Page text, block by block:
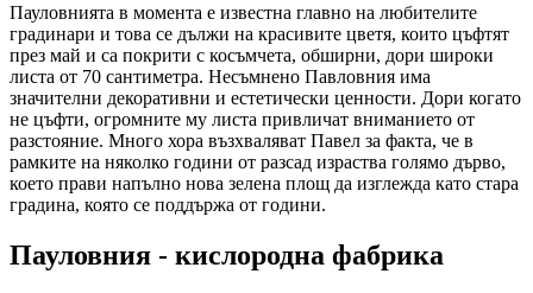
Пауловнията в момента е известна главно на любителите
градинари и това се дължи на красивите цветя, които цъфтят
през май и са покрити с косъмчета, обширни, дори широки
листа от 70 сантиметра. Несъмнено Павловния има
значителни декоративни и естетически ценности. Дори когато
не цъфти, огромните му листа привличат вниманието от
разстояние. Много хора възхваляват Павел за факта, че в
рамките на няколко години от разсад израства голямо дърво,
което прави напълно нова зелена площ да изглежда като стара
градина, която се поддържа от години.
Пауловния - кислородна фабрика